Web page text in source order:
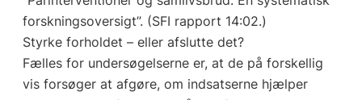
forskningsoversigt”. (SFI rapport 14:02.)
Styrke forholdet – eller afslutte det?
Fælles for undersøgelserne er, at de på forskellig
vis forsøger at afgøre, om indsatserne hjælper